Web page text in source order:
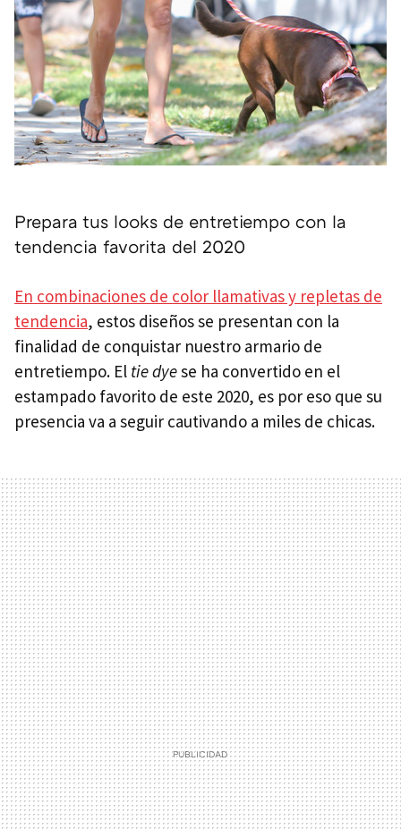
Prepara tus looks de entretiempo con la
tendencia favorita del 2020
En combinaciones de color llamativas y repletas de
tendencia, estos diseños se presentan con la
finalidad de conquistar nuestro armario de
entretiempo. El tie dyese ha convertido en el
estampado favorito de este 2020, es por eso que su
presencia va a seguir cautivando a miles de chicas.